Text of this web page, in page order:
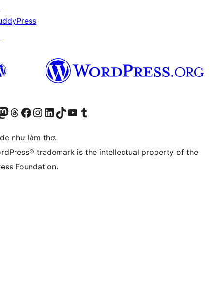
account
our Mastodon account
Visit our Threads account
Xem trang Facebook của chúng tôiTruy cập tài khoản Instagram của chúng tôiTruy cập tài khoản LinkedIn của chúng tôiVisit our TikTok account
Truy cập kênh YouTube của chúng tôi Visit our Tumblr account
như làm thơ.
trademark is the intellectual property of the
Foundation.